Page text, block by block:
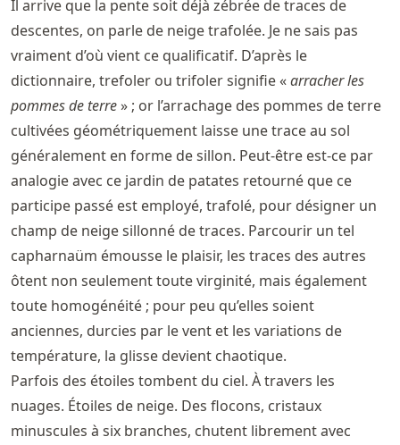
Il arrive que la pente soit déjà zébrée de traces de
descentes, on parle de neige trafolée. Je ne sais pas
vraiment d’où vient ce qualificatif. D’après le
dictionnaire, trefoler ou trifoler signifie «arracher les
pommes de terre» ; or l’arrachage des pommes de terre
cultivées géométriquement laisse une trace au sol
généralement en forme de sillon. Peut-être est-ce par
analogie avec ce jardin de patates retourné que ce
participe passé est employé, trafolé, pour désigner un
champ de neige sillonné de traces. Parcourir un tel
capharnaüm émousse le plaisir, les traces des autres
ôtent non seulement toute virginité, mais également
toute homogénéité ; pour peu qu’elles soient
anciennes, durcies par le vent et les variations de
température, la glisse devient chaotique.
Parfois des étoiles tombent du ciel. À travers les
nuages. Étoiles de neige. Des flocons, cristaux
minuscules à six branches, chutent librement avec